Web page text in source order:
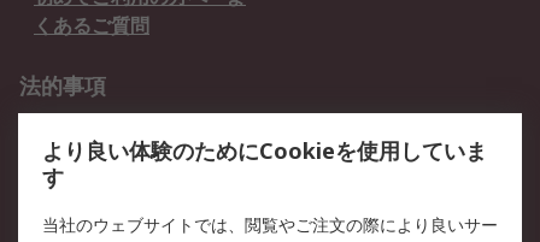
くあるご質問
法的事項
クッキーポリシー
RSについて
より良い体験のためにCookieを使用していま
す
当社のウェブサイトでは、閲覧やご注文の際により良いサー